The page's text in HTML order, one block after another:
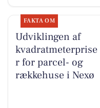
FAKTA OM
Udviklingen af
kvadratmeterprise
r for parcel- og
rækkehuse i Nexø